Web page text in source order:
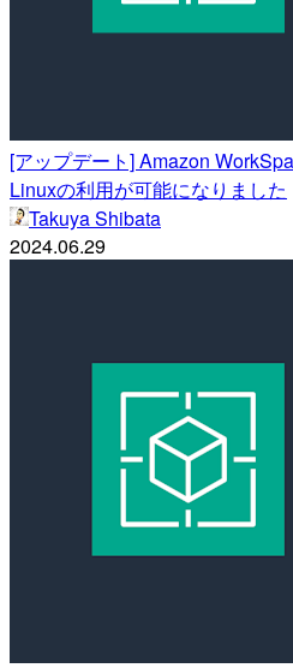
[アップデート] Amazon
Linuxの利用が可能になりました
Takuya Shibata
2024.06.29